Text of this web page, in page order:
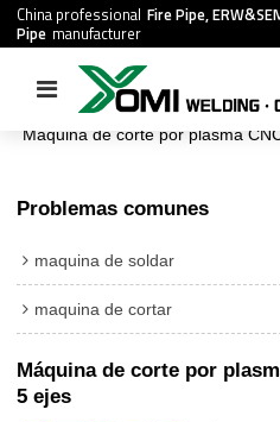
China professional Fire Pipe,
Pipe manufacturer
todos / maquina de cortar
Máquina de corte por plasma
Problemas comunes
maquina de soldar
maquina de cortar
Máquina de corte por
5 ejes